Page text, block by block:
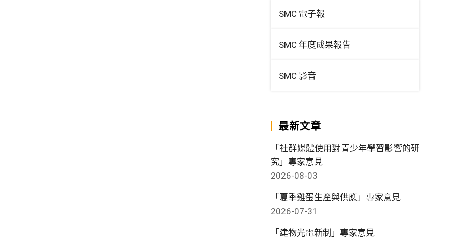
SMC 電子報
SMC 年度成果報告
SMC 影音
最新文章
「社群媒體使用對青少年學習影響的研
究」專家意見
2026-08-03
「夏季雞蛋生產與供應」專家意見
2026-07-31
「建物光電新制」專家意見